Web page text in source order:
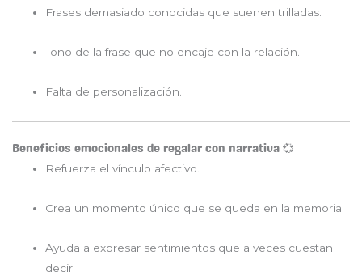
Frases demasiado conocidas que suenen trilladas.
Tono de la frase que no encaje con la relación.
Falta de personalización.
Beneficios emocionales de regalar con narrativa 💞
Refuerza el vínculo afectivo.
Crea un momento único que se queda en la memoria.
Ayuda a expresar sentimientos que a veces cuestan
decir.